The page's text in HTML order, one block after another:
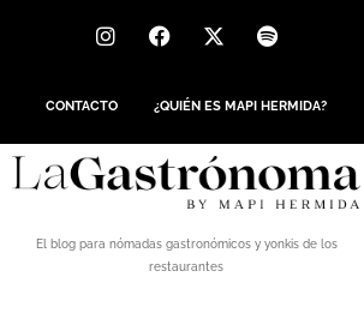
CONTACTO ¿QUIÉN ES MAPI HERMIDA?
El blog para nómadas gastronómicos y yonkis de los
restaurantes